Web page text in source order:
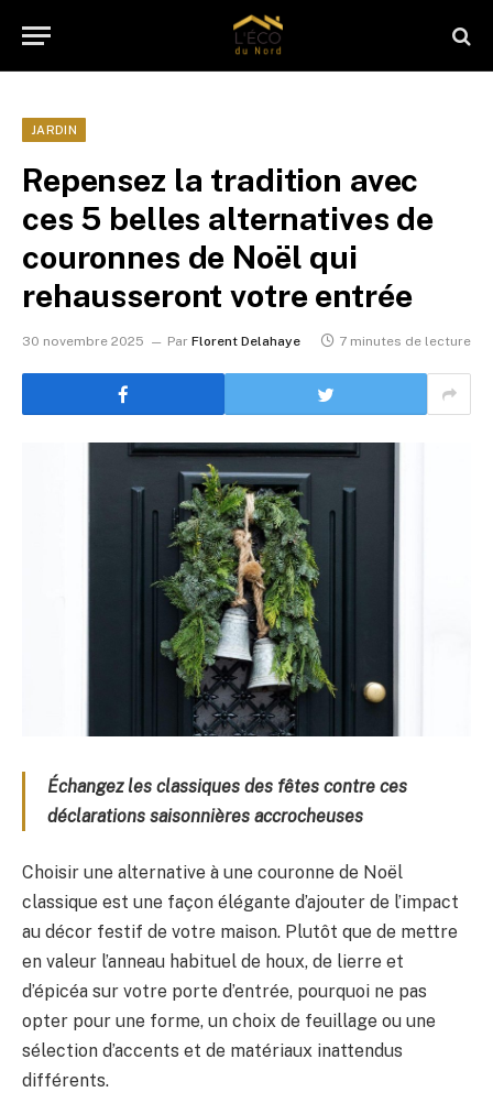
JARDIN
Repensez la tradition avec
ces 5 belles alternatives de
couronnes de Noël qui
rehausseront votre entrée
30 novembre 2025 Par Florent Delahaye 7 minutes de lecture
Échangez les classiques des fêtes contre ces
déclarations saisonnières accrocheuses
Choisir une alternative à une couronne de Noël
classique est une façon élégante d’ajouter de l’impact
au décor festif de votre maison. Plutôt que de mettre
en valeur l’anneau habituel de houx, de lierre et
d’épicéa sur votre porte d’entrée, pourquoi ne pas
opter pour une forme, un choix de feuillage ou une
sélection d’accents et de matériaux inattendus
différents.